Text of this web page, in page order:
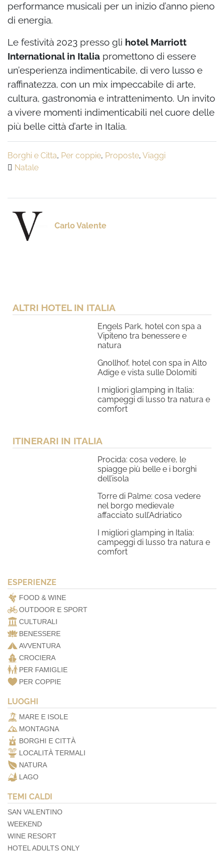
performance musicali per un inizio d’anno pieno
di energia.
Le festività 2023 presso gli hotel Marriott
International in Italia promettono di essere
un’esperienza indimenticabile, di vero lusso e
raffinatezza, con un mix impeccabile di arte,
cultura, gastronomia e intrattenimento. Un invito
a vivere momenti indimenticabili nel cuore delle
più belle città d’arte in Italia.
Borghi e Citta, Per coppie, Proposte, Viaggi
Natale
Carlo Valente
ALTRI HOTEL IN ITALIA
Engels Park, hotel con spa a
Vipiteno tra benessere e
natura
Gnollhof, hotel con spa in Alto
Adige e vista sulle Dolomiti
I migliori glamping in Italia:
campeggi di lusso tra natura e
comfort
ITINERARI IN ITALIA
Procida: cosa vedere, le
spiagge più belle e i borghi
dell’isola
Torre di Palme: cosa vedere
nel borgo medievale
affacciato sull’Adriatico
I migliori glamping in Italia:
campeggi di lusso tra natura e
comfort
ESPERIENZE
FOOD & WINE
OUTDOOR E SPORT
CULTURALI
BENESSERE
AVVENTURA
CROCIERA
PER FAMIGLIE
PER COPPIE
LUOGHI
MARE E ISOLE
MONTAGNA
BORGHI E CITTÀ
LOCALITÀ TERMALI
NATURA
LAGO
TEMI CALDI
SAN VALENTINO
WEEKEND
WINE RESORT
HOTEL ADULTS ONLY